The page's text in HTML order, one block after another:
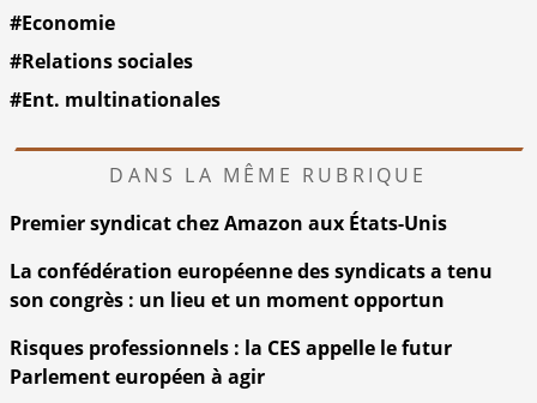
#Economie
#Relations sociales
#Ent. multinationales
DANS LA MÊME RUBRIQUE
Premier syndicat chez Amazon aux États-Unis
La confédération européenne des syndicats a tenu
son congrès : un lieu et un moment opportun
Risques professionnels : la CES appelle le futur
Parlement européen à agir